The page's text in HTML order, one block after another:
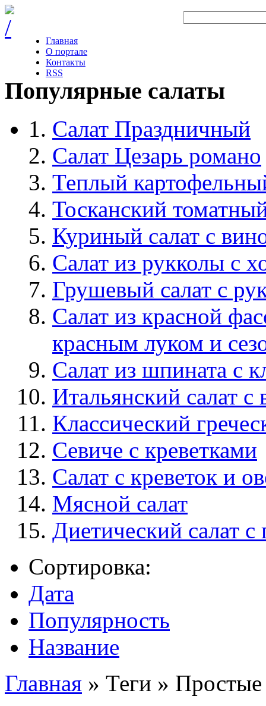
Главная
О портале
Контакты
RSS
Популярные салаты
Салат Праздничный
Салат Цезарь романо
Теплый
Тосканский
Куриный салат с
Салат из рукколы с
Грушевый салат с
Салат из красной
красным луком и
Салат из шпината с
Итальянский салат
Классический
Севиче с креветками
Салат c креветок и
Мясной салат
Диетический салат
Сортировка:
Дата
Популярность
Название
Главная » Теги » Простые